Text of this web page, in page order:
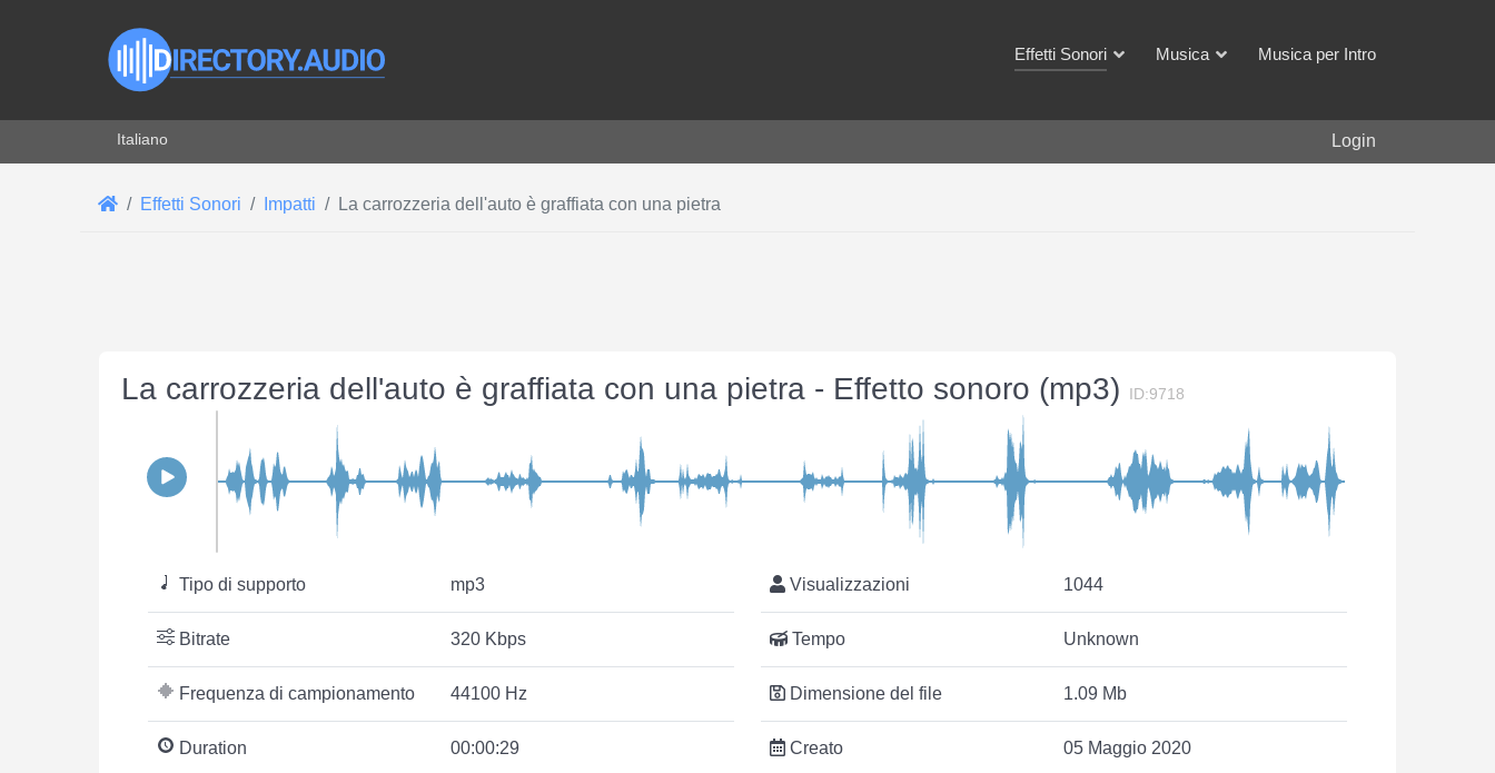
Effetti Sonori Musica Musica per Intro
Seleziona la tua lingua
Italiano Login
Effetti Sonori Impatti La carrozzeria dell'auto è graffiata con una pietra
La carrozzeria dell'auto è graffiata con una pietra - Effetto sonoro (mp3) ID:9718
Tipo di supporto mp3
Bitrate 320 Kbps
Frequenza di campionamento 44100 Hz
Duration 00:00:29
Visualizzazioni 1044
Tempo Unknown
Dimensione del file 1.09 Mb
Creato 05 Maggio 2020